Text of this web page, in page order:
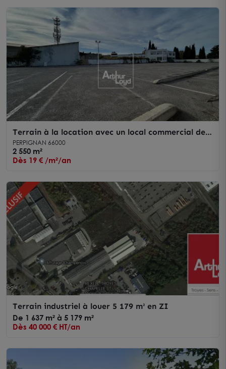
Terrain à la location avec un local commercial de
50m² au coeur de la zone du Polygone Nord
PERPIGNAN 66000
2 550 m²
Dès 19 € /m²/an
Terrain industriel à louer 5 179 m² en ZI
De 1 637 m² à 5 179 m²
Dès 40 000 € HT/an